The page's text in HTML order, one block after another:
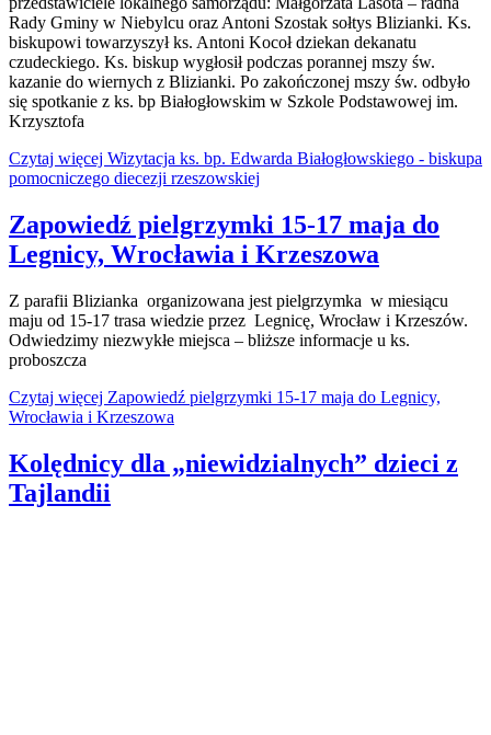
Rady Gminy w Niebylcu oraz Antoni Szostak sołtys Blizianki. Ks.
biskupowi towarzyszył ks. Antoni Kocoł dziekan dekanatu
czudeckiego. Ks. biskup wygłosił podczas porannej mszy św.
kazanie do wiernych z Blizianki. Po zakończonej mszy św. odbyło
się spotkanie z ks. bp Białogłowskim w Szkole Podstawowej im.
Krzysztofa
Czytaj więcej Wizytacja ks. bp. Edwarda Białogłowskiego - biskupa
pomocniczego diecezji rzeszowskiej
Zapowiedź pielgrzymki 15-17 maja do
Legnicy, Wrocławia i Krzeszowa
Z parafii Blizianka organizowana jest pielgrzymka w miesiącu
maju od 15-17 trasa wiedzie przez Legnicę, Wrocław i Krzeszów.
Odwiedzimy niezwykłe miejsca – bliższe informacje u ks.
proboszcza
Czytaj więcej Zapowiedź pielgrzymki 15-17 maja do Legnicy,
Wrocławia i Krzeszowa
Kolędnicy dla „niewidzialnych” dzieci z
Tajlandii